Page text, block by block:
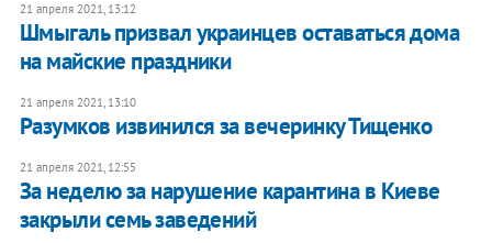
21 апреля 2021, 13:12
Шмыгаль призвал украинцев оставаться дома
на майские праздники
21 апреля 2021, 13:10
Разумков извинился за вечеринку Тищенко
21 апреля 2021, 12:55
За неделю за нарушение карантина в Киеве
закрыли семь заведений